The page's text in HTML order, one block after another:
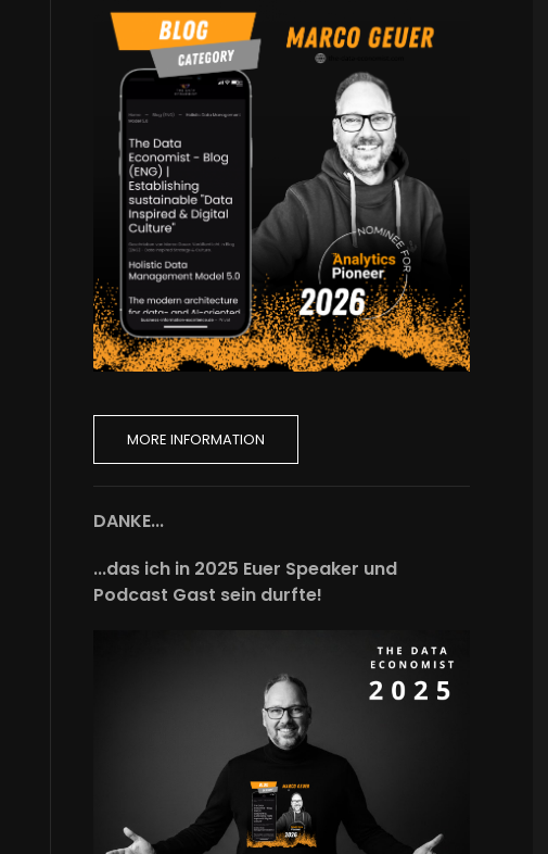
MORE INFORMATION
DANKE...
...das ich in 2025 Euer Speaker und
Podcast Gast sein durfte!